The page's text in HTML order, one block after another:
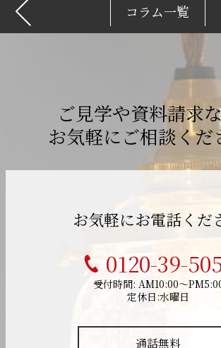
コラム一覧
ご見学や資料請求な
お気軽にご相談くだ
お気軽にお電話くだ
0120-39-
受付時間: AM10:00～
定休日:水曜日
通話無料